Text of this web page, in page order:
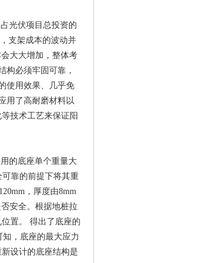
光伏项目总投资的
支架成本的波动并
大大增加，整体考
构必须牢固可靠，
使用效果、几乎免
用了高耐磨材料以
技术工艺来保证阳
的底座单个重量大
靠的前提下将其重
，厚度由8mm
安全。根据地桩拉
置。 得出了底座的
，底座的最大应力
新设计的底座结构是